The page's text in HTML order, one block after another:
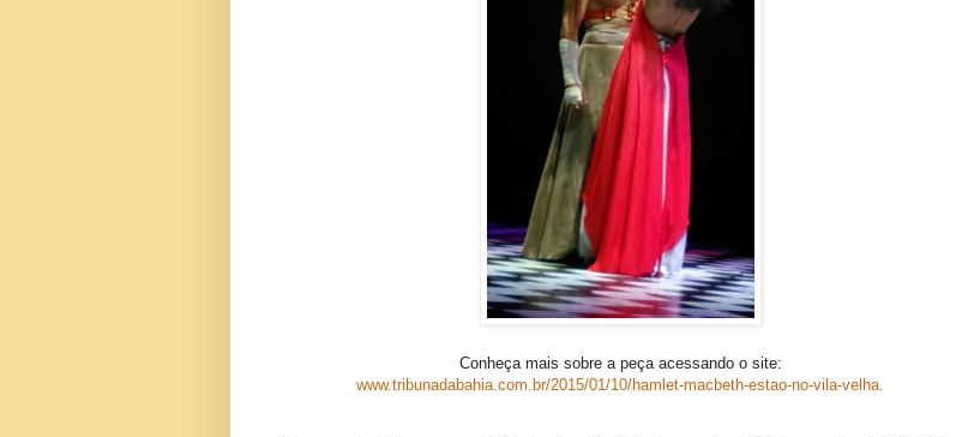
Conheça mais sobre a peça acessando o site:
www.tribunadabahia.com.br/2015/01/10/hamlet-macbeth-estao-no-vila-velha.